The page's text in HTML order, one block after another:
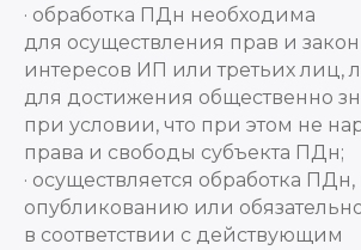
· обработка ПДн необходима
для осуществления прав и
интересов ИП или третьих лиц,
для достижения общественно
при условии, что при этом не
права и свободы субъекта ПДн;
· осуществляется обработка
опубликованию или
в соответствии с действующим